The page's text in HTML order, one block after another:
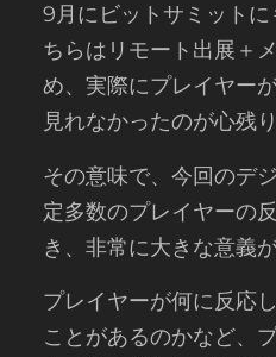
9月にビットサミット
ちらはリモート出展＋
め、実際にプレイヤー
見れなかったのが心残
その意味で、今回のデ
定多数のプレイヤーの
き、非常に大きな意義が
プレイヤーが何に反応
ことがあるのかなど、